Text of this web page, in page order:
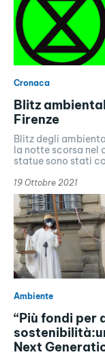
Cronaca
Blitz
Firenze
Blitz degli
la notte scorsa nel
statue sono stati
19 Ottobre 2021
Ambiente
“Più fondi per
Next